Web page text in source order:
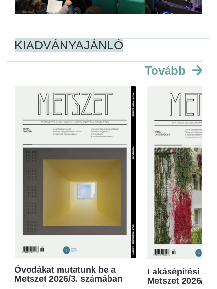
KIADVÁNYAJÁNLÓ
Tovább
Óvodákat mutatunk be a
Metszet 2026/3. számában
Lakásépítési
Metszet 2026/2.